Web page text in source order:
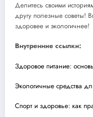
Делитесь своими
другу полезные советы!
здоровее и экологичнее!
Внутренние ссылки:
Здоровое питание:
Экологичные средства
Спорт и здоровье: как